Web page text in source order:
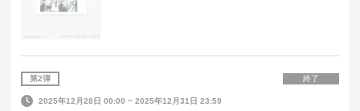
第2弾 終了
2025年12月28日 00:00 ~2025年12月31日 23:59